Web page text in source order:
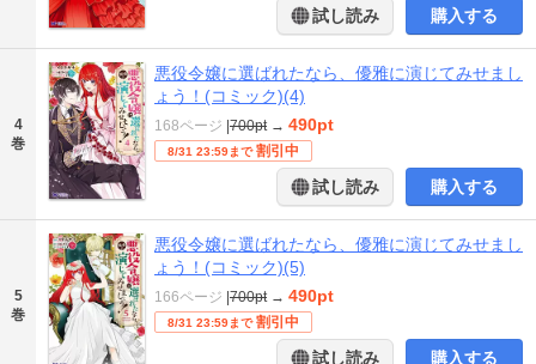
試し読み 購入する
4
巻
悪役令嬢に選ばれたなら、優雅に演じてみせまし
ょう！(コミック)(4)
168ページ |700pt → 490pt
8/31 23:59まで 割引中
試し読み 購入する
5
巻
悪役令嬢に選ばれたなら、優雅に演じてみせまし
ょう！(コミック)(5)
166ページ |700pt → 490pt
8/31 23:59まで 割引中
試し読み 購入する